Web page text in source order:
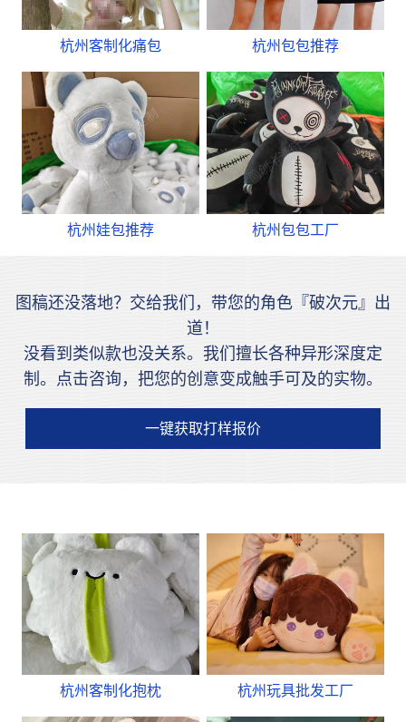
杭州客制化痛包 杭州包包推荐
杭州娃包推荐 杭州包包工厂
图稿还没落地？交给我们，带您的角色『破次元』出
道！
没看到类似款也没关系。我们擅长各种异形深度定
制。点击咨询，把您的创意变成触手可及的实物。
一键获取打样报价
杭州客制化抱枕 杭州玩具批发工厂